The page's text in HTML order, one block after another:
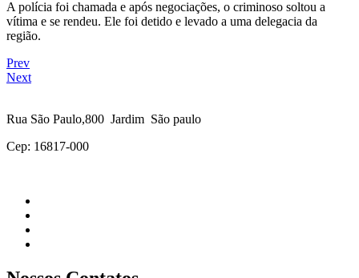
A polícia foi chamada e após negociações, o criminoso soltou a
vítima e se rendeu. Ele foi detido e levado a uma delegacia da
região.
Prev
Next
Rua São Paulo,800 Jardim São paulo
Cep: 16817-000